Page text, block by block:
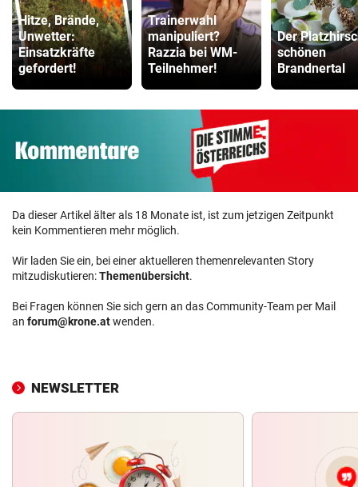
Hitze, Brände,
Unwetter:
Einsatzkräfte
gefordert!
Trainerwahl
manipuliert?
Razzia bei WM-
Teilnehmer!
Der
schönen
Brandnertal
Da dieser Artikel älter als 18 Monate ist, ist zum jetzigen Zeitpunkt
kein Kommentieren mehr möglich.
Wir laden Sie ein, bei einer aktuelleren themenrelevanten Story
mitzudiskutieren:Themenübersicht.
Bei Fragen können Sie sich gern an das Community-Team per Mail
an forum@krone.atwenden.
NEWSLETTER